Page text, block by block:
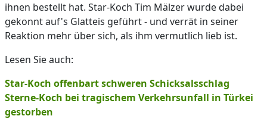
ihnen bestellt hat. Star-Koch Tim Mälzer wurde dabei
gekonnt auf's Glatteis geführt - und verrät in seiner
Reaktion mehr über sich, als ihm vermutlich lieb ist.
Lesen Sie auch:
Star-Koch offenbart schweren Schicksalsschlag
Sterne-Koch bei tragischem Verkehrsunfall in Türkei
gestorben